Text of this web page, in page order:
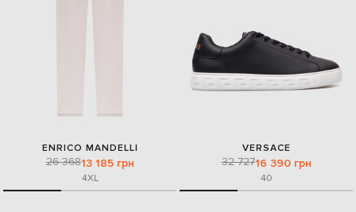
ENRICO MANDELLI
26 36813 185 грн
4XL
VERSACE
32 72716 390 грн
40